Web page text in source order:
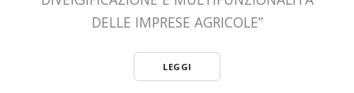
DELLE IMPRESE AGRICOLE”
LEGGI